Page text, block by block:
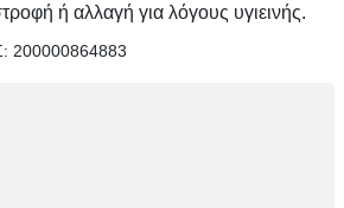
ή αλλαγή για λόγους υγιεινής.
200000864883